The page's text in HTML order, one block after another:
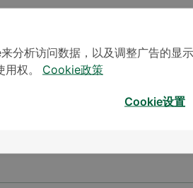
分析访问数据，以及调整广告的显
权。
Cookie政策
Cookie设置